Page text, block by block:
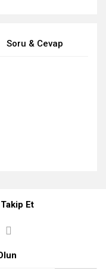
Soru & Cevap
Et